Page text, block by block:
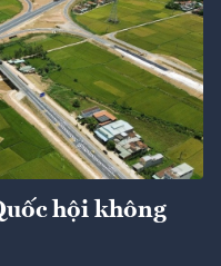
hội không